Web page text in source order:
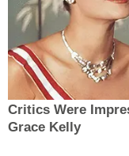
Critics Were
Grace Kelly